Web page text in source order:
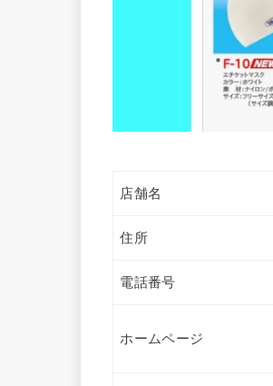
店舗名
住所
電話番号
ホームページ